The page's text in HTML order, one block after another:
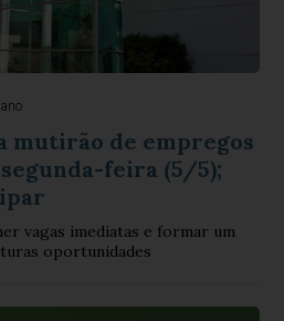
mutirão de empregos
feira (5/5);
vagas imediatas e formar um
oportunidades